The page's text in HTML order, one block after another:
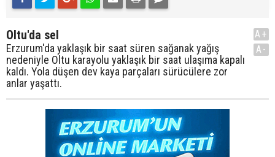
Oltu'da sel
Erzurum'da yaklaşık bir saat süren sağanak yağış
nedeniyle Oltu karayolu yaklaşık bir saat ulaşıma kapalı
kaldı. Yola düşen dev kaya parçaları sürücülere zor
anlar yaşattı.
A+
A-